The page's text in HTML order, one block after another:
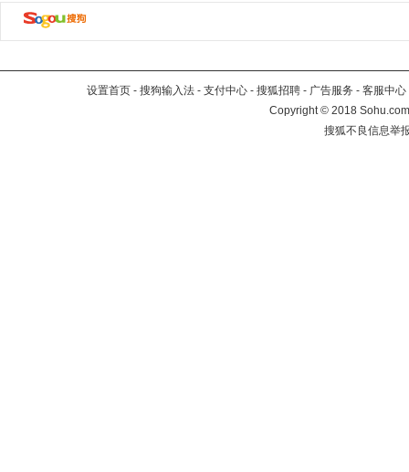
设置首页 - 搜狗输入法 - 支付中心 - 搜狐招聘 - 广告服务 - 客服中心
Copyright©2018
搜狐不良信息举